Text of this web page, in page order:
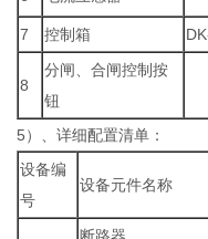
7 控制箱
8
分闸、合闸控制按
钮
5）、详细配置清单：
设备编
号
设备元件名称